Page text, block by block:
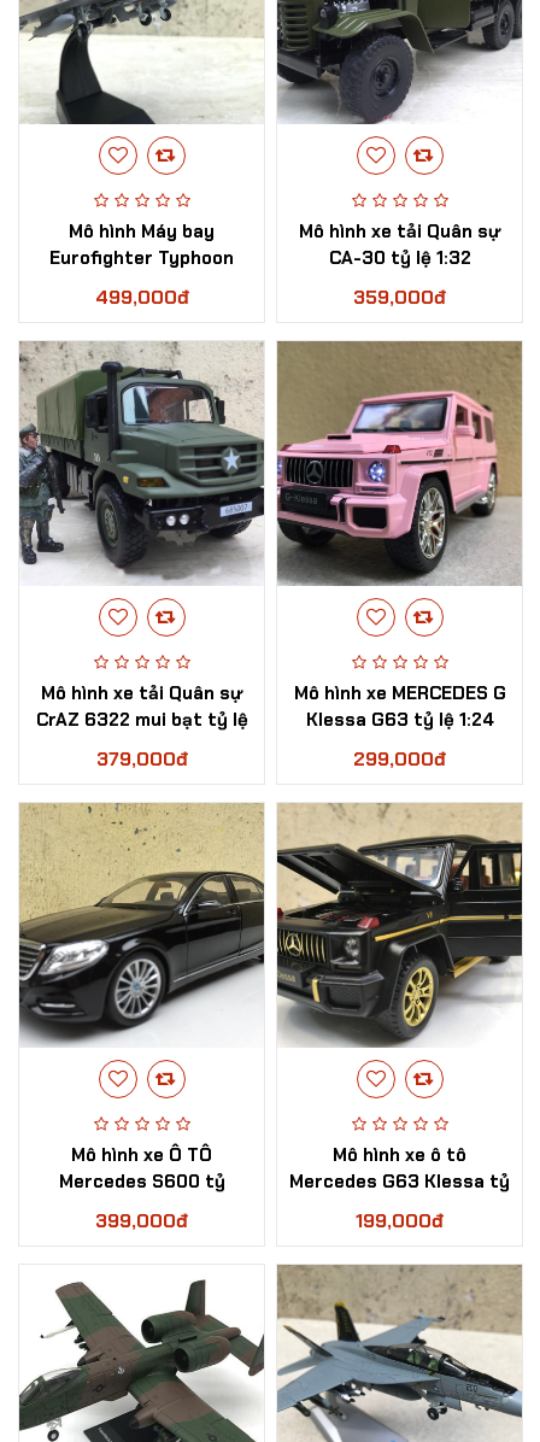
Mô hình Máy bay
Eurofighter Typhoon
Germany tỷ lệ 1:100
499,000đ
Mô hình xe tải Quân sự
CA-30 tỷ lệ 1:32
359,000đ
Mô hình xe tải Quân sự
CrAZ 6322 mui bạt tỷ lệ
1:36
379,000đ
Mô hình xe MERCEDES G
Klessa G63 tỷ lệ 1:24
299,000đ
Mô hình xe Ô TÔ
Mercedes S600 tỷ
lệ,1:24
399,000đ
Mô hình xe ô tô
Mercedes G63 Klessa tỷ
lệ 1:32
199,000đ